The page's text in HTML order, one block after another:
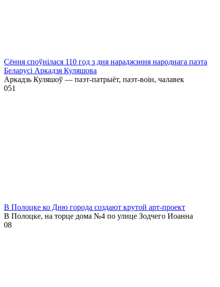
Сёння споўнілася 110 год з дня нараджэння народнага паэта
Беларусі Аркадзя Куляшова
Аркадзь Куляшоў — паэт-патрыёт, паэт-воін, чалавек
051
В Полоцке ко Дню города создают крутой арт-проект
В Полоцке, на торце дома №4 по улице Зодчего Иоанна
08